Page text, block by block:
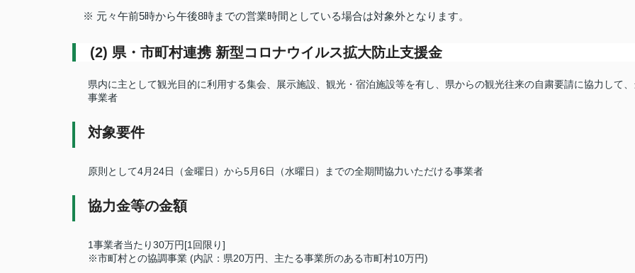
※ 元々午前5時から午後8時までの営業時間としている場合は対象外となります。
(2) 県・市町村連携 新型コロナウイルス拡大防止支援金
県内に主として観光目的に利用する集会、展示施設、観光・宿泊施設等を有し、県からの観光往来の自粛要請に協力して
事業者
対象要件
原則として4月24日（金曜日）から5月6日（水曜日）までの全期間協力いただける事業者
協力金等の金額
1事業者当たり30万円[1回限り]
※市町村との協調事業 (内訳：県20万円、主たる事業所のある市町村10万円)